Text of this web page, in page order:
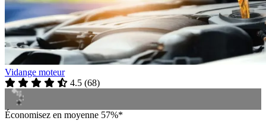
Vidange moteur
4.5 (68)
Économisez en moyenne 57%*